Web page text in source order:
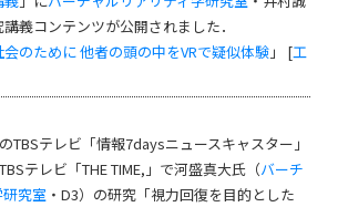
義コンテンツが公開されました．
のために 他者の頭の中をVRで疑似体験 」 [工
TBSテレビ「情報7daysニュースキャスター」
テレビ「THE TIME,」で河盛真大氏（バーチ
研究室 ・D3）の研究「視力回復を目的とした